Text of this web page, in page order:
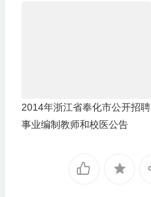
2014年浙江省奉化市公开招聘
事业编制教师和校医公告